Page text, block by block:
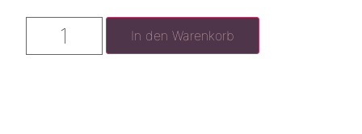
In den Warenkorb